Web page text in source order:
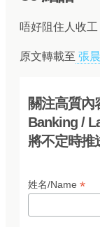
唔好阻住人收
原文轉載至 張
關注高質內
Banking /
將不定時推
姓名/Name *